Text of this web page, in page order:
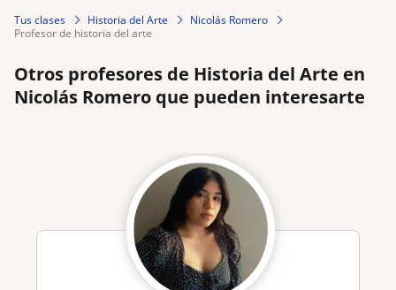
Tus clases Historia del Arte
Nicolás Romero
profesor de historia del arte
Otros profesores de Historia del Arte en
Nicolás Romero que pueden interesarte